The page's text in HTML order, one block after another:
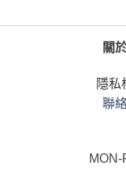
關
隱私
聯